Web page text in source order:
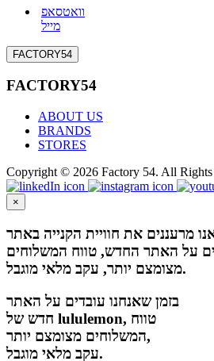
וואטסאפ
מייל
FACTORY54
FACTORY54
ABOUT US
BRANDS
STORES
Copyright © 2026 Factory 54. All Rights
×
על האתר החדש, טווח המשלוחים
מצומצם יותר, עקב מלאי מוגבל.
בזמן שאנחנו עובדים על האתר
חדש של lululemon, טווח
המשלוחים מצומצם יותר,
עקב מלאי מוגבל.